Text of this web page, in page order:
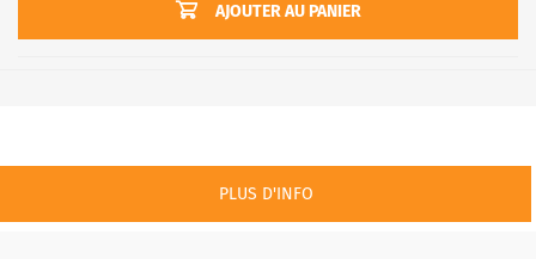
AJOUTER AU PANIER
PLUS D'INFO